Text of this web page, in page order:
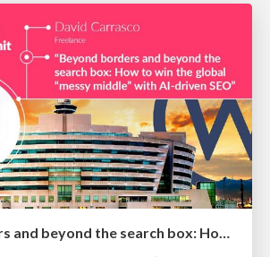
Beyond borders and beyond the search box: How to win the global "messy middle" with AI-driven SEO